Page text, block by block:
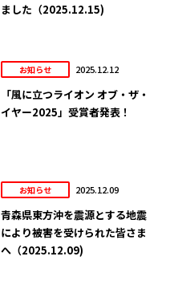
ました（2025.12.15)
お知らせ 2025.12.12
「風に立つライオン オブ・ザ・
イヤー2025」受賞者発表！
お知らせ 2025.12.09
青森県東方沖を震源とする地震
により被害を受けられた皆さま
へ（2025.12.09)